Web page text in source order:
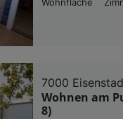
Wohnfläche
7000
Wohnen am
8)